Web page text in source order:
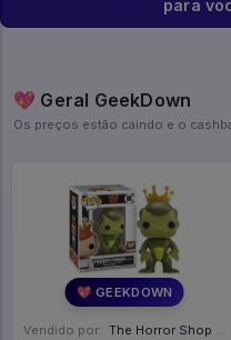
para
💖 Geral GeekDown
Os preços estão caindo e o
💖 GEEKDOWN
Vendido por: The Horror Shop - Colecionáveis - MG